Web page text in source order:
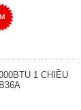
1 CHIỀU